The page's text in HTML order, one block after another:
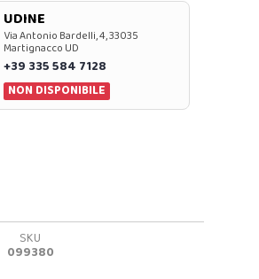
UDINE
Via Antonio Bardelli, 4, 33035
Martignacco UD
+39 335 584 7128
NON DISPONIBILE
SKU
099380